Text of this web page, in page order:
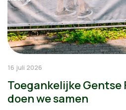
16 juli 2026
Toegankelijke Gentse
doen we samen